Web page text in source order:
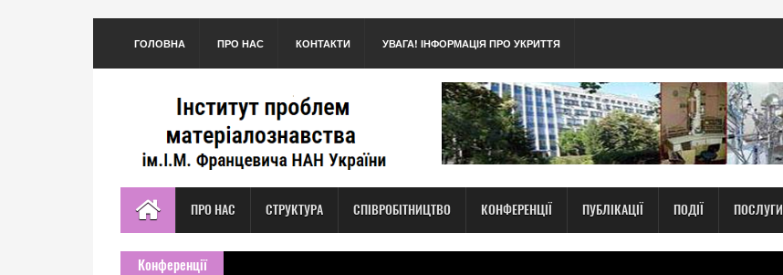
ГОЛОВНА ПРО НАС КОНТАКТИ УВАГА! ІНФОРМАЦІЯ ПРО УКРИТТЯ
ПРО НАС СТРУКТУРА СПІВРОБІТНИЦТВО КОНФЕРЕНЦІЇ ПУБЛІКАЦІЇ ПОДІЇ ПОСЛУГИ
Конференції